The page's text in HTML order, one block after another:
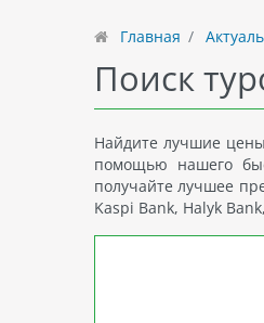
Главная
Поиск
Найдите лучшие
помощью нашего
получайте лучшее
Kaspi Bank, Halyk